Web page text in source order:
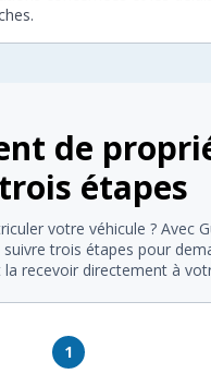
de
étapes
votre véhicule ? Avec
trois étapes pour
la recevoir directement à
1